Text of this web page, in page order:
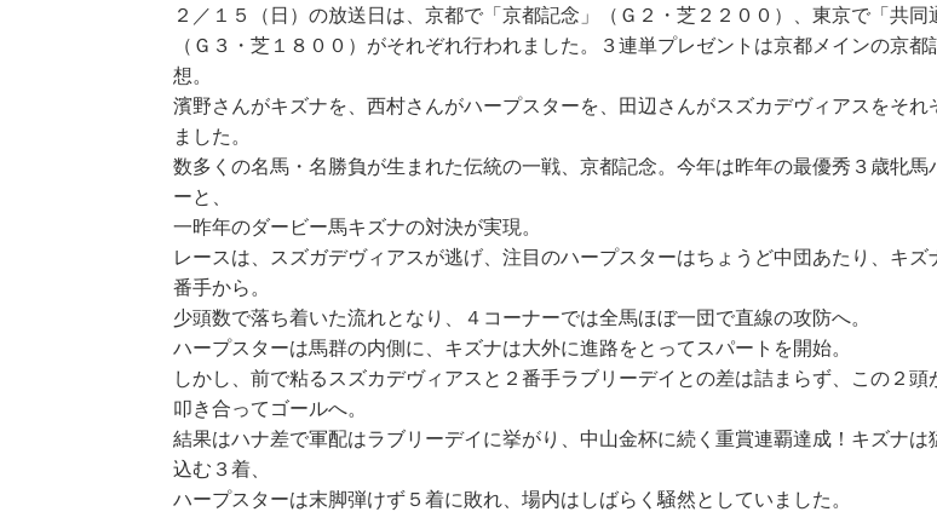
２／１５（日）の放送日は、京都で「京都記念」（Ｇ２・芝２２００）、東京で「共同
（Ｇ３・芝１８００）がそれぞれ行われました。３連単プレゼントは京都メインの京都
想。
濱野さんがキズナを、西村さんがハープスターを、田辺さんがスズカデヴィアスをそれ
ました。
数多くの名馬・名勝負が生まれた伝統の一戦、京都記念。今年は昨年の最優秀３歳牝馬
ーと、
一昨年のダービー馬キズナの対決が実現。
レースは、スズガデヴィアスが逃げ、注目のハープスターはちょうど中団あたり、キズ
番手から。
少頭数で落ち着いた流れとなり、４コーナーでは全馬ほぼ一団で直線の攻防へ。
ハープスターは馬群の内側に、キズナは大外に進路をとってスパートを開始。
しかし、前で粘るスズカデヴィアスと２番手ラブリーデイとの差は詰まらず、この２頭
叩き合ってゴールへ。
結果はハナ差で軍配はラブリーデイに挙がり、中山金杯に続く重賞連覇達成！キズナは
込む３着、
ハープスターは末脚弾けず５着に敗れ、場内はしばらく騒然としていました。